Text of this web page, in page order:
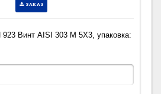
ЗАКАЗ
Винт AISI 303 M 5X3, упаковка: